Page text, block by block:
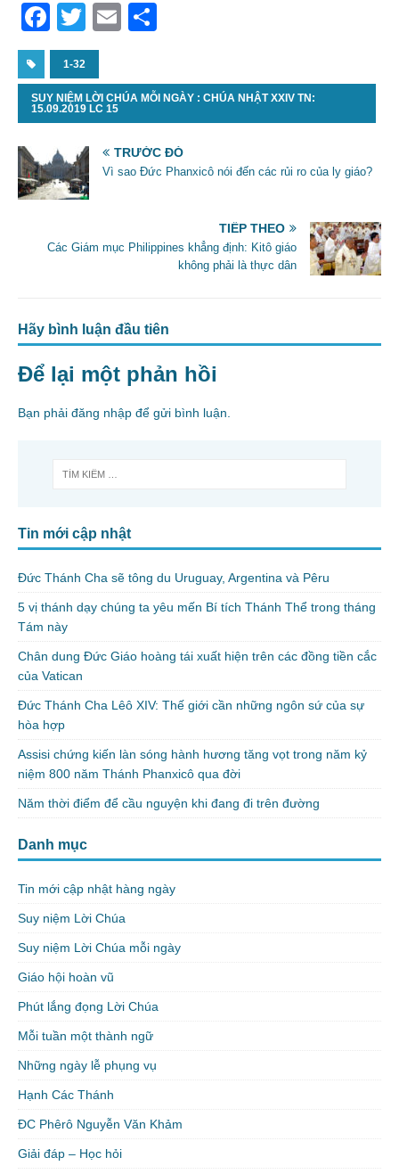
F
a
c
e
b
o
o
T
w
itt
er
E
l
e
1-32
SUY NIỆM LỜI CHÚA MỖI NGÀY : CHÚA NHẬT XXIV TN:
15.09.2019 LC 15
TRƯỚC ĐÓ
Vì sao Đức Phanxicô nói đến các rủi ro của ly giáo?
TIẾP THEO
Các Giám mục Philippines khẳng định: Kitô giáo
không phải là thực dân
Hãy bình luận đầu tiên
Để lại một phản hồi
Bạn phải đăng nhập để gửi bình luận.
Tin mới cập nhật
Đức Thánh Cha sẽ tông du Uruguay, Argentina và Pêru
5 vị thánh dạy chúng ta yêu mến Bí tích Thánh Thể trong tháng
Tám này
Chân dung Đức Giáo hoàng tái xuất hiện trên các đồng tiền cắc
của Vatican
Đức Thánh Cha Lêô XIV: Thế giới cần những ngôn sứ của sự
hòa hợp
Assisi chứng kiến làn sóng hành hương tăng vọt trong năm kỷ
niệm 800 năm Thánh Phanxicô qua đời
Năm thời điểm để cầu nguyện khi đang đi trên đường
Danh mục
Tin mới cập nhật hàng ngày
Suy niệm Lời Chúa
Suy niệm Lời Chúa mỗi ngày
Giáo hội hoàn vũ
Phút lắng đọng Lời Chúa
Mỗi tuần một thành ngữ
Những ngày lễ phụng vụ
Hạnh Các Thánh
ĐC Phêrô Nguyễn Văn Khảm
Giải đáp – Học hỏi